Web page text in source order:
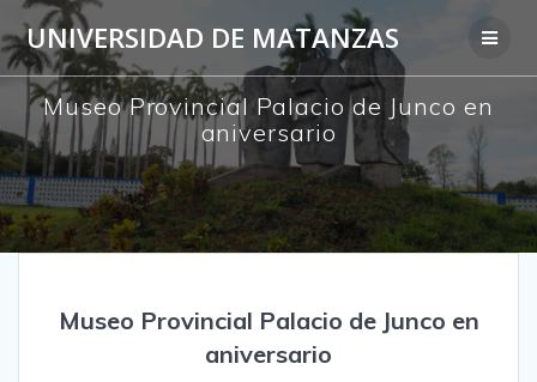
Saltar
al
contenido
UNIVERSIDAD DE MATANZAS
Museo Provincial Palacio de Junco en
aniversario
Museo Provincial Palacio de Junco en
aniversario